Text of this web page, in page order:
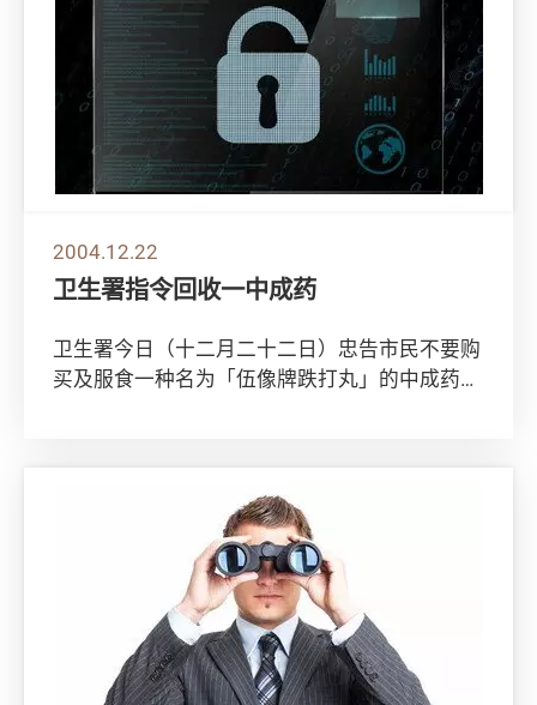
2004.12.22
卫生署指令回收一中成药
卫生署今日（十二月二十二日）忠告市民不要购
买及服食一种名为「伍像牌跌打丸」的中成药。